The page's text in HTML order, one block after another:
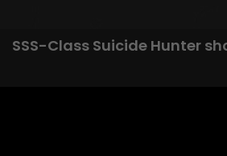
SSS-Class Suicide Hunter